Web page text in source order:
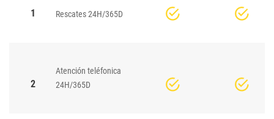
1 Rescates 24H/365D
2
Atención teléfonica
24H/365D